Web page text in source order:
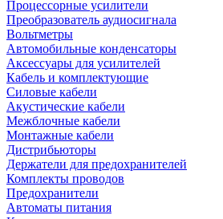
Процессорные усилители
Преобразователь аудиосигнала
Вольтметры
Автомобильные конденсаторы
Аксессуары для усилителей
Кабель и комплектующие
Силовые кабели
Акустические кабели
Межблочные кабели
Монтажные кабели
Дистрибьюторы
Держатели для предохранителей
Комплекты проводов
Предохранители
Автоматы питания